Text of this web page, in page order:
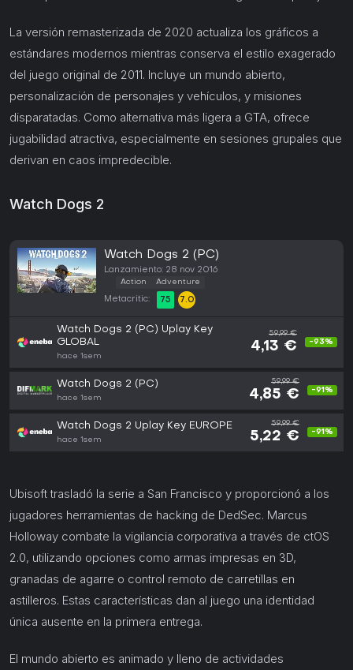
La versión remasterizada de 2020 actualiza los gráficos a
estándares modernos mientras conserva el estilo exagerado
del juego original de 2011. Incluye un mundo abierto,
personalización de personajes y vehículos, y misiones
disparatadas. Como alternativa más ligera a GTA, ofrece
jugabilidad atractiva, especialmente en sesiones grupales que
derivan en caos impredecible.
Watch Dogs 2
Watch Dogs 2 (PC)
Lanzamiento: 28 nov 2016
Action Adventure
Metacritic: 75 7.0
Watch Dogs 2 (PC) Uplay Key
GLOBAL
hace 1sem
59,99 €
4,13 € -93%
Watch Dogs 2 (PC)
hace 1sem
59,99 €
4,85 € -91%
Watch Dogs 2 Uplay Key EUROPE
hace 1sem
59,99 €
5,22 € -91%
Ubisoft trasladó la serie a San Francisco y proporcionó a los
jugadores herramientas de hacking de DedSec. Marcus
Holloway combate la vigilancia corporativa a través de ctOS
2.0, utilizando opciones como armas impresas en 3D,
granadas de agarre o control remoto de carretillas en
astilleros. Estas características dan al juego una identidad
única ausente en la primera entrega.
El mundo abierto es animado y lleno de actividades